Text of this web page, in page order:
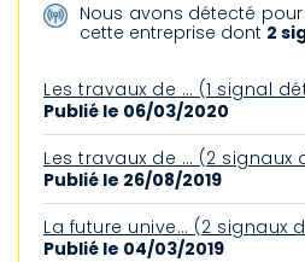
Nous avons détecté
cette entreprise dont2
Les travaux de … (1 signal
Publié le 06/03/2020
Les travaux de … (2 signaux
Publié le 26/08/2019
La future unive… (2 signaux
Publié le 04/03/2019